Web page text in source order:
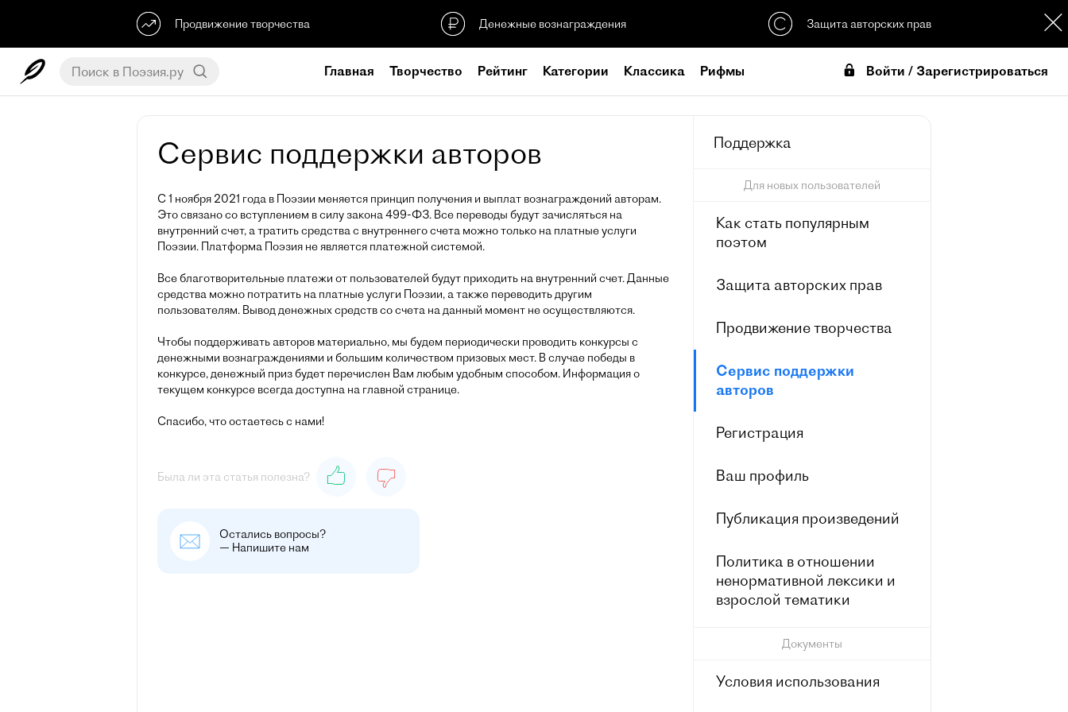
Продвижение творчества Денежные вознаграждения Защита авторских прав
Главная Творчество Рейтинг Категории Классика Рифмы Войти / Зарегистрироваться
Сервис поддержки авторов
С 1 ноября 2021 года в Поэзии меняется принцип получения и выплат вознаграждений авторам.
Это связано со вступлением в силу закона 499-ФЗ. Все переводы будут зачисляться на
внутренний счет, а тратить средства с внутреннего счета можно только на платные услуги
Поэзии. Платформа Поэзия не является платежной системой.
Все благотворительные платежи от пользователей будут приходить на внутренний счет. Данные
средства можно потратить на платные услуги Поэзии, а также переводить другим
пользователям. Вывод денежных средств со счета на данный момент не осуществляются.
Чтобы поддерживать авторов материально, мы будем периодически проводить конкурсы с
денежными вознаграждениями и большим количеством призовых мест. В случае победы в
конкурсе, денежный приз будет перечислен Вам любым удобным способом. Информация о
текущем конкурсе всегда доступна на главной странице.
Спасибо, что остаетесь с нами!
Была ли эта статья полезна?
Остались вопросы?
— Напишите нам
Поддержка
Для новых пользователей
Как стать популярным
поэтом
Защита авторских прав
Продвижение творчества
Сервис поддержки
авторов
Регистрация
Ваш профиль
Публикация произведений
Политика в отношении
ненормативной лексики и
взрослой тематики
Документы
Условия использования